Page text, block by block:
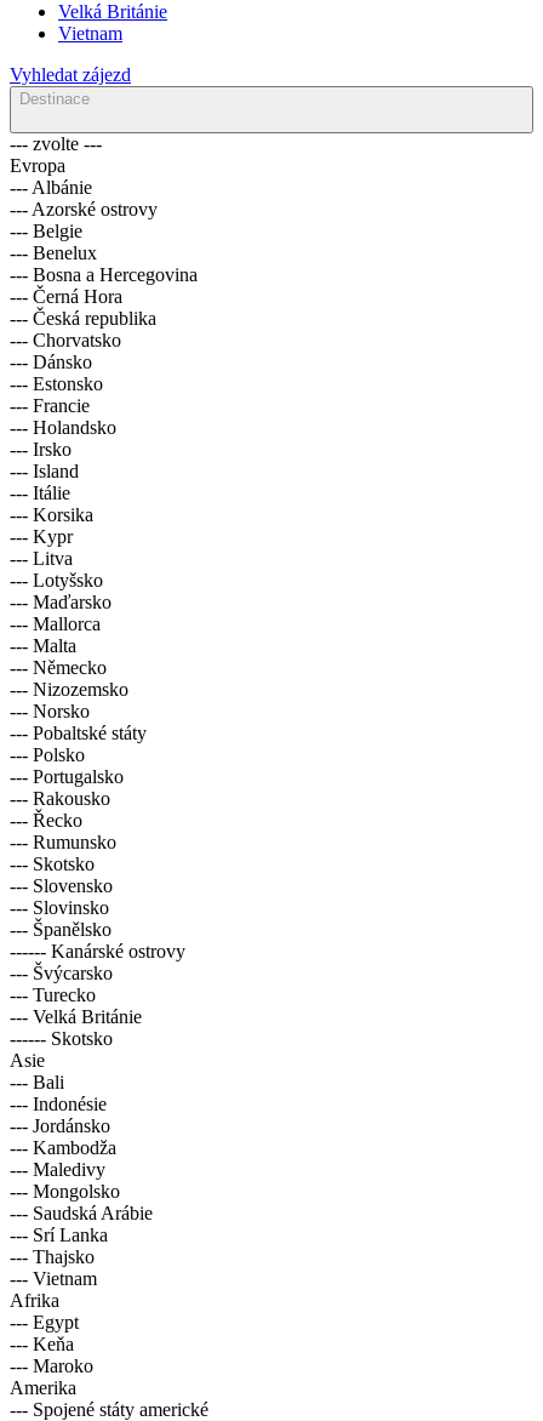
Velká Británie
Vietnam
Vyhledat zájezd
Destinace
--- zvolte ---
Evropa
--- Albánie
--- Azorské ostrovy
--- Belgie
--- Benelux
--- Bosna a Hercegovina
--- Černá Hora
--- Česká republika
--- Chorvatsko
--- Dánsko
--- Estonsko
--- Francie
--- Holandsko
--- Irsko
--- Island
--- Itálie
--- Korsika
--- Kypr
--- Litva
--- Lotyšsko
--- Maďarsko
--- Mallorca
--- Malta
--- Německo
--- Nizozemsko
--- Norsko
--- Pobaltské státy
--- Polsko
--- Portugalsko
--- Rakousko
--- Řecko
--- Rumunsko
--- Skotsko
--- Slovensko
--- Slovinsko
--- Španělsko
------ Kanárské ostrovy
--- Švýcarsko
--- Turecko
--- Velká Británie
------ Skotsko
Asie
--- Bali
--- Indonésie
--- Jordánsko
--- Kambodža
--- Maledivy
--- Mongolsko
--- Saudská Arábie
--- Srí Lanka
--- Thajsko
--- Vietnam
Afrika
--- Egypt
--- Keňa
--- Maroko
Amerika
--- Spojené státy americké